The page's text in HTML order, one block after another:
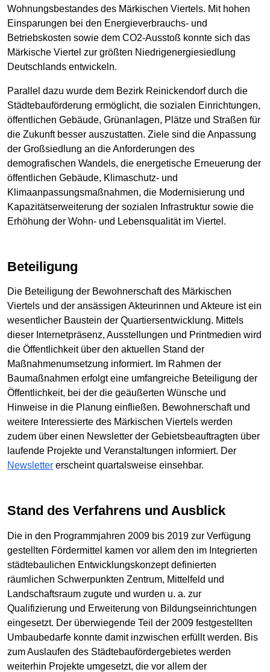
Wohnungsbestandes des Märkischen Viertels. Mit hohen
Einsparungen bei den Energieverbrauchs- und
Betriebskosten sowie dem CO2-Ausstoß konnte sich das
Märkische Viertel zur größten Niedrigenergiesiedlung
Deutschlands entwickeln.
Parallel dazu wurde dem Bezirk Reinickendorf durch die
Städtebauförderung ermöglicht, die sozialen Einrichtungen,
öffentlichen Gebäude, Grünanlagen, Plätze und Straßen für
die Zukunft besser auszustatten. Ziele sind die Anpassung
der Großsiedlung an die Anforderungen des
demografischen Wandels, die energetische Erneuerung der
öffentlichen Gebäude, Klimaschutz- und
Klimaanpassungsmaßnahmen, die Modernisierung und
Kapazitätserweiterung der sozialen Infrastruktur sowie die
Erhöhung der Wohn- und Lebensqualität im Viertel.
Beteiligung
Die Beteiligung der Bewohnerschaft des Märkischen
Viertels und der ansässigen Akteurinnen und Akteure ist ein
wesentlicher Baustein der Quartiersentwicklung. Mittels
dieser Internetpräsenz, Ausstellungen und Printmedien wird
die Öffentlichkeit über den aktuellen Stand der
Maßnahmenumsetzung informiert. Im Rahmen der
Baumaßnahmen erfolgt eine umfangreiche Beteiligung der
Öffentlichkeit, bei der die geäußerten Wünsche und
Hinweise in die Planung einfließen. Bewohnerschaft und
weitere Interessierte des Märkischen Viertels werden
zudem über einen Newsletter der Gebietsbeauftragten über
laufende Projekte und Veranstaltungen informiert. Der
Newsletter erscheint quartalsweise einsehbar.
Stand des Verfahrens und Ausblick
Die in den Programmjahren 2009 bis 2019 zur Verfügung
gestellten Fördermittel kamen vor allem den im Integrierten
städtebaulichen Entwicklungskonzept definierten
räumlichen Schwerpunkten Zentrum, Mittelfeld und
Landschaftsraum zugute und wurden u. a. zur
Qualifizierung und Erweiterung von Bildungseinrichtungen
eingesetzt. Der überwiegende Teil der 2009 festgestellten
Umbaubedarfe konnte damit inzwischen erfüllt werden. Bis
zum Auslaufen des Städtebaufördergebietes werden
weiterhin Projekte umgesetzt, die vor allem der